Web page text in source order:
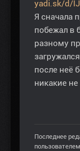
yadi.sk/d/
Я сначала
побежал в
разному
после неё
никакие не
Последнее
пользователем